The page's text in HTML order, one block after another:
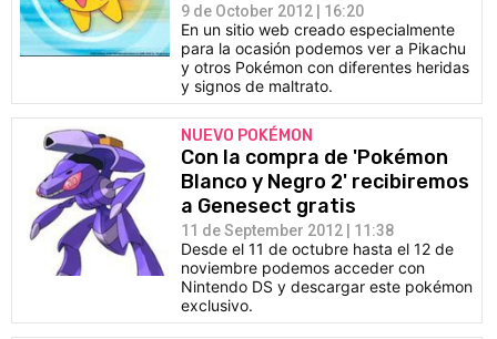
9 de October 2012 | 16:20
En un sitio web creado especialmente
para la ocasión podemos ver a Pikachu
y otros Pokémon con diferentes heridas
y signos de maltrato.
NUEVO POKÉMON
Con la compra de 'Pokémon
Blanco y Negro 2' recibiremos
a Genesect gratis
11 de September 2012 | 11:38
Desde el 11 de octubre hasta el 12 de
noviembre podemos acceder con
Nintendo DS y descargar este pokémon
exclusivo.